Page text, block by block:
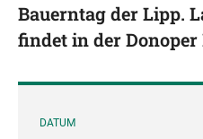
Bauerntag der Lipp.
findet in der
DATUM